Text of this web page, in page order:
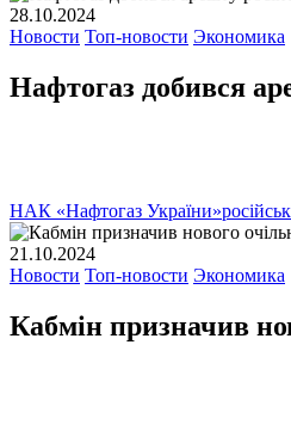
28.10.2024
Новости Топ-новости Экономика
Нафтогаз добився
НАК «Нафтогаз України»
21.10.2024
Новости Топ-новости Экономика
Кабмін призначив